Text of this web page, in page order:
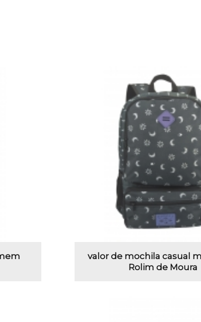
valor de mochila casual
Rolim de Moura